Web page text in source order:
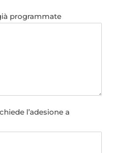
programmate
l’adesione a